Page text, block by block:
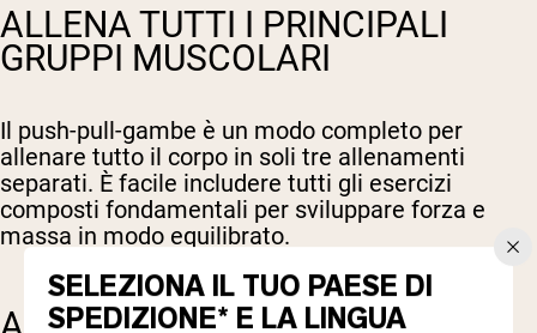
ALLENA TUTTI I PRINCIPALI
GRUPPI MUSCOLARI
Il push-pull-gambe è un modo completo per
allenare tutto il corpo in soli tre allenamenti
separati. È facile includere tutti gli esercizi
composti fondamentali per sviluppare forza e
massa in modo equilibrato.
SELEZIONA IL TUO PAESE DI
SPEDIZIONE* E LA LINGUA